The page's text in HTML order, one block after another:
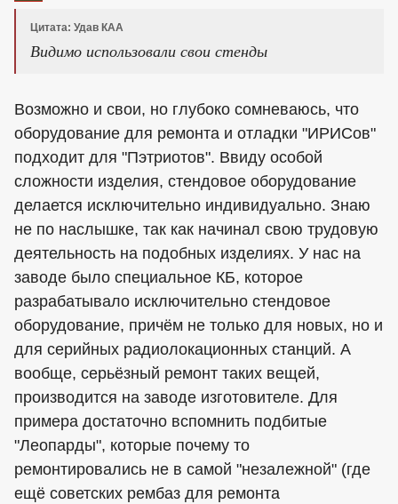
Цитата: Удав КАА
Видимо использовали свои стенды
Возможно и свои, но глубоко сомневаюсь, что
оборудование для ремонта и отладки "ИРИСов"
подходит для "Пэтриотов". Ввиду особой
сложности изделия, стендовое оборудование
делается исключительно индивидуально. Знаю
не по наслышке, так как начинал свою трудовую
деятельность на подобных изделиях. У нас на
заводе было специальное КБ, которое
разрабатывало исключительно стендовое
оборудование, причём не только для новых, но и
для серийных радиолокационных станций. А
вообще, серьёзный ремонт таких вещей,
производится на заводе изготовителе. Для
примера достаточно вспомнить подбитые
"Леопарды", которые почему то
ремонтировались не в самой "незалежной" (где
ещё советских рембаз для ремонта